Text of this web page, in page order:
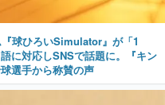
球ひろいSimulator』が「1
に対応しSNSで話題に。『キン
選手から称賛の声